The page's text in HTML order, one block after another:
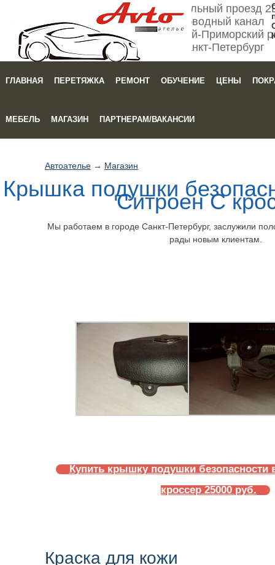
Мебельный проезд
Обводный канал
Кировский-Приморский
Санкт-Петербург
ГЛАВНАЯ ПЕРЕТЯЖКА РЕМОНТ ОБУЧЕНИЕ ЦЕНЫ
МЕБЕЛЬ МАГАЗИН ПАРТНЕРАМ/ВАКАНСИИ
Автоателье → Магазин
Крышка подушки
Ситроен С
Мы работаем в городе Санкт-Петербург, заслужили
рады новым клиентам.
Купить крышку подушки безопасности
кроссер 25000 руб.
Краска для кожи